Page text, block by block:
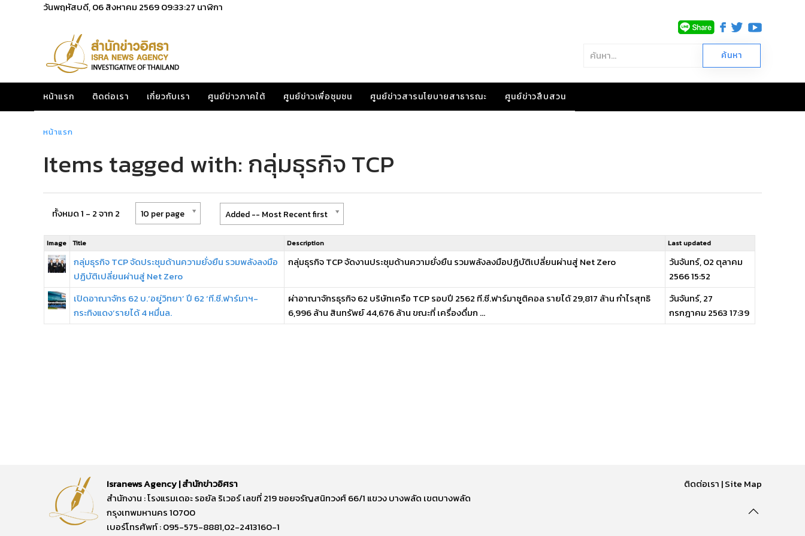
วันพฤหัสบดี, 06 สิงหาคม 256909:33:27 นาฬิกา
หน้าแรก ติดต่อเรา เกี่ยวกับเรา ศูนย์ข่าวภาคใต้ ศูนย์ข่าวเพื่อชุมชน ศูนย์ข่าวสารนโยบายสาธารณะ ศูนย์ข่าวสืบสวน
หน้าแรก
Items tagged with: กลุ่มธุรกิจ TCP
ทั้งหมด 1 - 2 จาก 2 10 per page Added -- Most Recent first
Image Title Description Last updated
กลุ่มธุรกิจ TCP จัดประชุมด้านความยั่งยืน รวมพลังลงมือ
ปฏิบัติเปลี่ยนผ่านสู่ Net Zero
กลุ่มธุรกิจ TCP จัดงานประชุมด้านความยั่งยืน รวมพลังลงมือปฏิบัติเปลี่ยนผ่านสู่ Net Zero
วันจันทร์, 02 ตุลาคม
2566 15:52
เปิดอาณาจักร 62 บ.‘อยู่วิทยา’ ปี 62 ‘ที.ซี.ฟาร์มาฯ-
กระทิงแดง’รายได้ 4 หมื่นล.
ผ่าอาณาจักรธุรกิจ 62 บริษัทเครือ TCP รอบปี 2562 ที.ซี.ฟาร์มาซูติคอล รายได้ 29,817 ล้าน กำไรสุทธิ
6,996 ล้าน สินทรัพย์ 44,676 ล้าน ขณะที่ เครื่องดื่มก ...
วันจันทร์, 27
กรกฎาคม 2563 17:39
Isranews Agency | สำนักข่าวอิศรา
สำนักงาน : โรงแรมเดอะ รอยัล ริเวอร์ เลขที่ 219 ซอยจรัญสนิทวงศ์ 66/1 แขวง บางพลัด เขตบางพลัด
กรุงเทพมหานคร 10700
เบอร์โทรศัพท์ : 095-575-8881,02-2413160-1
ติดต่อเรา |Site Map